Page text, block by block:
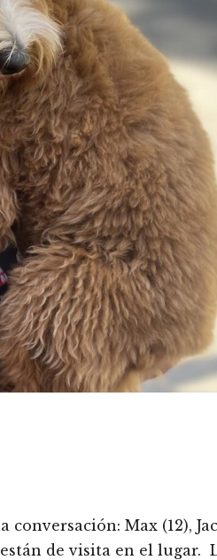
Max (12),
de visita en el lugar.